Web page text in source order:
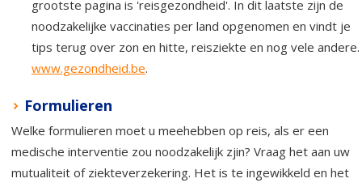
grootste pagina is 'reisgezondheid'. In dit laatste zijn de
noodzakelijke vaccinaties per land opgenomen en vindt je
tips terug over zon en hitte, reisziekte en nog vele andere.
www.gezondheid.be.
Formulieren
Welke formulieren moet u meehebben op reis, als er een
medische interventie zou noodzakelijk zjin? Vraag het aan uw
mutualiteit of ziekteverzekering. Het is te ingewikkeld en het